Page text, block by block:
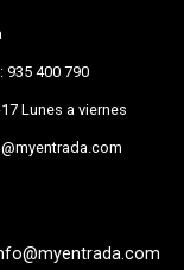
935 400 790
Lunes a viernes